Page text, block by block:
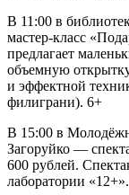
В 11:00 в
мастер-класс
предлагает
объемную
и эффектной
филиграни). 6+
В 15:00 в
Загоруйко —
600 рублей.
лаборатории «12+».